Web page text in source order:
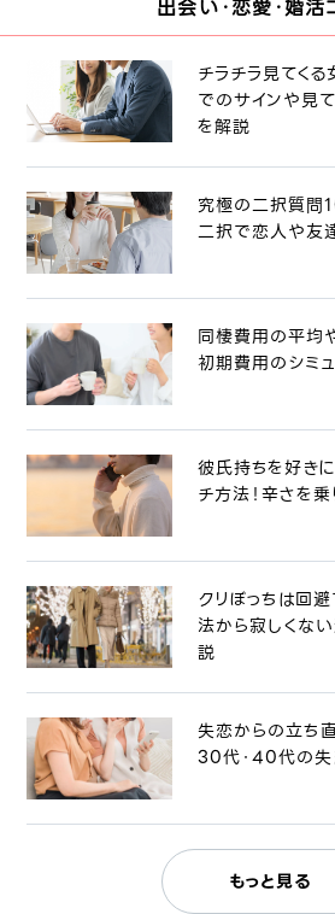
出会い・恋愛・婚活
チラチラ見てく
でのサインや見
を解説
究極の二択質問
二択で恋人や友
同棲費用の平均
初期費用のシミ
彼氏持ちを好き
チ方法！辛さを
クリぼっちは回
法から寂しくな
説
失恋からの立ち
30代・40代の
もっと見る